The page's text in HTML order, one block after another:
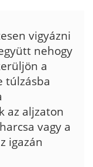
vigyázni
nehogy
a
túlzásba
az aljzaton
vagy a
igazán